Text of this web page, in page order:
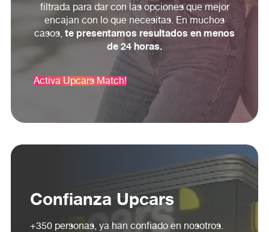
filtrada para dar con las opciones que mejor
encajan con lo que necesitas. En muchos
casos, te presentamos resultados en menos
de 24 horas.
Activa Upcars Match!
Confianza Upcars
+350 personas, ya han confiado en nosotros.